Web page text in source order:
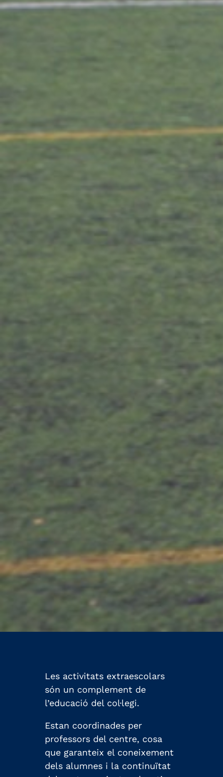
Les activitats extraescolars
són un complement de
l’educació del col·legi.
Estan coordinades per
professors del centre, cosa
que garanteix el coneixement
dels alumnes i la continuïtat